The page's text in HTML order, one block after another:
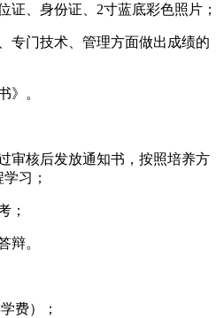
证、身份证、2寸蓝底彩色照片；
专门技术、管理方面做出成绩的
》。
审核后发放通知书，按照培养方
习；
；
辩。
费）；